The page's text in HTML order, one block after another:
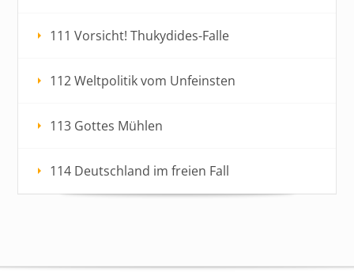
111 Vorsicht! Thukydides-Falle
112 Weltpolitik vom Unfeinsten
113 Gottes Mühlen
114 Deutschland im freien Fall